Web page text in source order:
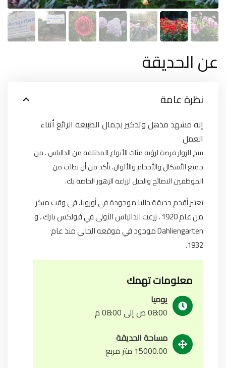
عن الحديقة
نظرة عامة
إنه مشهد مذهل وتذكير بجمال الطبيعة الرائع أثناء
العمل
يتيح للزوار فرصة لرؤية مئات الأنواع المختلفة من الدالياس ، من
جميع الأشكال والأحجام والألوان. تأكد من أن تطلب من
الموظفين النصائح والحيل لزراعة الزهور الخاصة بك.
تعتبر أقدم حديقة داليا موجودة في أوروبا. في وقت مبكر
من عام 1920 ، زرعت الدالياس الأولى في فولكس بارك ، و
Dahliengarten موجود في موقعه الحالي منذ عام
1932.
معلومات تهمك
يوميا
08:00 ص إلى 08:00 م
مساحة الحديقة
15000.00 متر مربع